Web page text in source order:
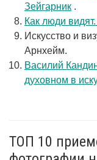
Зейгарник .
Как люди
Искусство и
Арнхейм.
Василий
духовном в
ТОП 10